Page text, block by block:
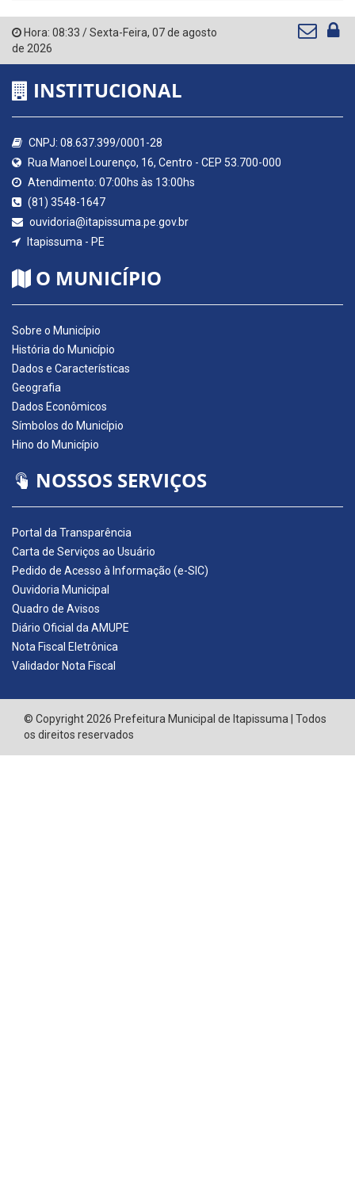
Hora: 08:33 /Sexta-Feira, 07 de agosto
de 2026
INSTITUCIONAL
CNPJ: 08.637.399/0001-28
Rua Manoel Lourenço, 16, Centro - CEP 53.700-000
Atendimento: 07:00hs às 13:00hs
(81) 3548-1647
ouvidoria@itapissuma.pe.gov.br
Itapissuma - PE
O MUNICÍPIO
Sobre o Município
História do Município
Dados e Características
Geografia
Dados Econômicos
Símbolos do Município
Hino do Município
NOSSOS SERVIÇOS
Portal da Transparência
Carta de Serviços ao Usuário
Pedido de Acesso à Informação (e-SIC)
Ouvidoria Municipal
Quadro de Avisos
Diário Oficial da AMUPE
Nota Fiscal Eletrônica
Validador Nota Fiscal
© Copyright 2026 Prefeitura Municipal de Itapissuma | Todos
os direitos reservados